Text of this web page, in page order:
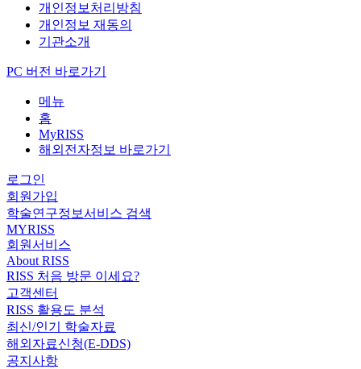
개인정보처리방침
개인정보 재동의
기관소개
PC 버전 바로가기
메뉴
홈
MyRISS
해외전자정보 바로가기
로그인
회원가입
학술연구정보서비스 검색
MYRISS
회원서비스
About RISS
RISS 처음 방문 이세요?
고객센터
RISS 활용도 분석
최신/인기 학술자료
해외자료신청(E-DDS)
공지사항